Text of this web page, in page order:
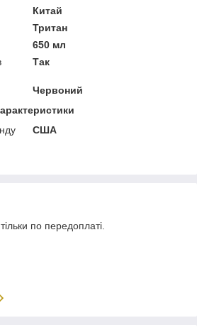
Китай
Тритан
650 мл
Так
Червоний
США
по передоплаті.